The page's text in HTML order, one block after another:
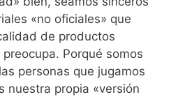
«no oficiales» que
de productos
Porqué somos
personas que jugamos
nuestra propia «versión